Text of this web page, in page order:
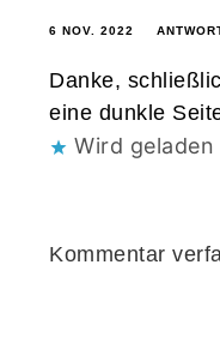
6 NOV. 2022
Danke,
eine dunkle
Wird
Kommentar